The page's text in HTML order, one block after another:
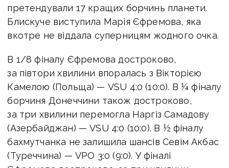
претендували 17 кращих борчинь планети.
Блискуче виступила Марія Єфремова, яка
вкотре не віддала суперницям жодного очка.
В 1/8 фіналу Єфремова достроково,
за півтори хвилини впоралась з Вікторією
Камелою (Польща) — VSU 4:0 (10:0). В ¼ фіналу
борчиня Донеччини також достроково,
за три хвилини перемогла Наргіз Самадову
(Азербайджан) — VSU 4:0 (10:0). В ½ фіналу
бахмутчанка не залишила шансів Севім Акбас
(Туреччина) — VPO 3:0 (9:0). У фіналі